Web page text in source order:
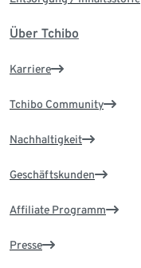
Über Tchibo
Karriere
Tchibo Community
Nachhaltigkeit
Geschäftskunden
Affiliate Programm
Presse